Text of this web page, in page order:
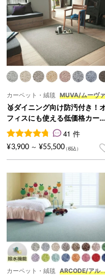
カーペット・絨毯 MUVA/ムーヴァ
🥉ダイニング向け防汚付き！
フィスにも使える低価格カーペ
ット『MUVA/ムーヴァ』
41
件の利用者評価に基づく5
41 件
¥3,900 ～ ¥55,500
カーペット・絨毯
ARCODE/アル